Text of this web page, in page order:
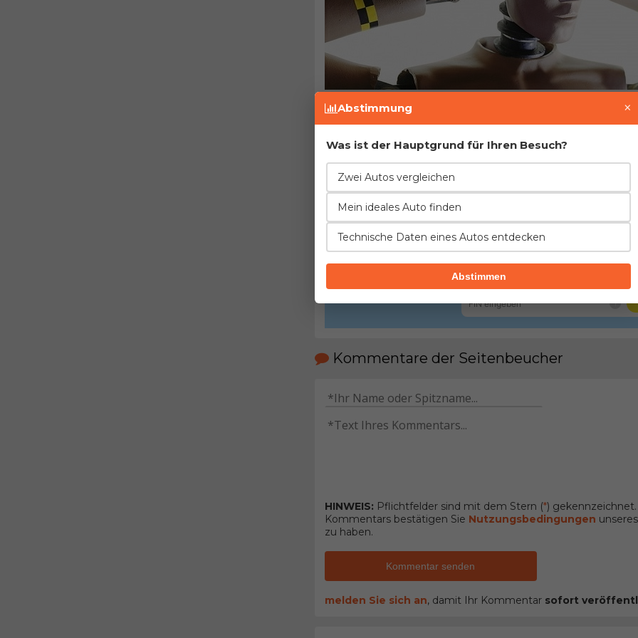
Kommentare der Seitenbeucher
HINWEIS: Pflichtfelder sind mit dem Stern (*)
Kommentars bestätigen Sie Nutzungsbedingungen
zu haben.
Kommentar senden
melden Sie sich an, damit Ihr Kommentar sofort
Abstimmung ×
Was ist der Hauptgrund für Ihren Besuch?
Zwei Autos vergleichen
Mein ideales Auto finden
Technische Daten eines Autos entdecken
Abstimmen